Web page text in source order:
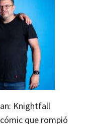
Knightfall
que rompió